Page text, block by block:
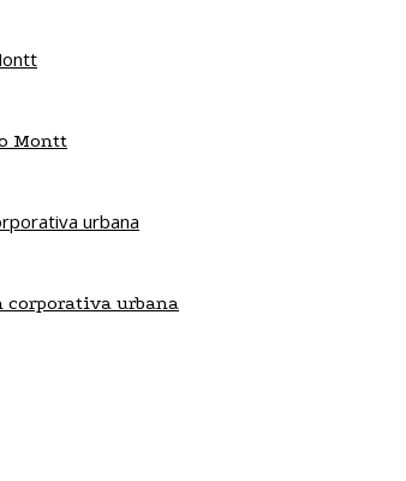
Montt
corporativa urbana